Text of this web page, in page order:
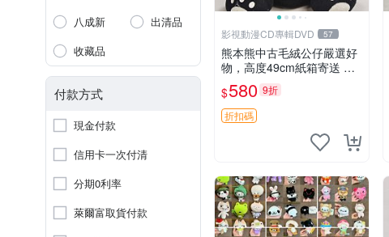
八成新
出清品
收藏品
付款方式
現金付款
信用卡一次付清
分期0利率
萊爾富取貨付款
影視動漫CD專輯DVD 57
熊本熊中古毛絨公仔嚴選好
物，高度49cm紙箱寄送 熊
本熊 中古 毛絨公仔
$580 9折
折扣碼